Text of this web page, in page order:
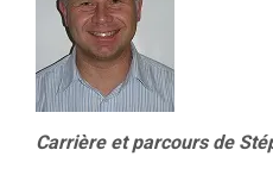
Carrière et parcours de